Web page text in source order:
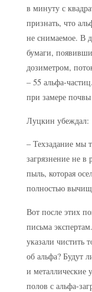
в минуту с
признать, что
не снимаемое. В
бумаги,
дозиметром,
– 55 альфа-
при замере
Луцкин убеждал:
– Техзадание мы
загрязнение не
пыль, которая
полностью
Вот после этих
письма
указали чистить
об альфа? Будут
и металлические
полов с альфа-